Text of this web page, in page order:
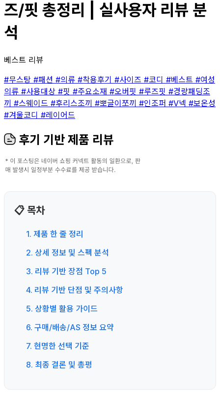
즈/핏 총정리 | 실사용자 리뷰 분
석
베스트 리뷰
#무스탕 #패션 #의류 #착용후기 #사이즈 #코디 #베스트 #여성
의류 #사용대상 #핏 #주요소재 #오버핏 #루즈핏 #경량패딩조
끼 #스웨이드 #후리스조끼 #뽀글이쪼끼 #인조퍼 #V넥 #보온성
#겨울코디 #레이어드
후기 기반 제품 리뷰
📋 목차
1. 제품 한 줄 정리
2. 상세 정보 및 스펙 분석
3. 리뷰 기반 장점 Top 5
4. 리뷰 기반 단점 및 주의사항
5. 상황별 활용 가이드
6. 구매/배송/AS 정보 요약
7. 현명한 선택 기준
8. 최종 결론 및 총평